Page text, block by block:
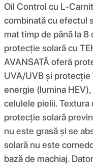
Oil Control cu ​​L-
combinată cu efectul
mat timp de până la 8
protecție solară cu
AVANSATĂ oferă
UVA/UVB și
energie (lumina
celulele pielii.
protecție solară
nu este grasă și se
solară nu este
bază de machiaj.